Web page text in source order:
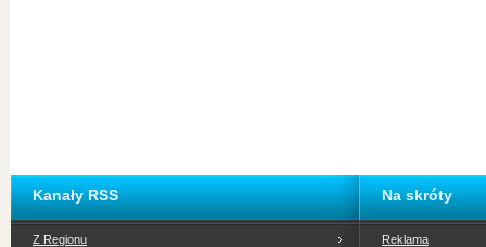
Kanały RSS
Z Regionu
Na skróty
Reklama